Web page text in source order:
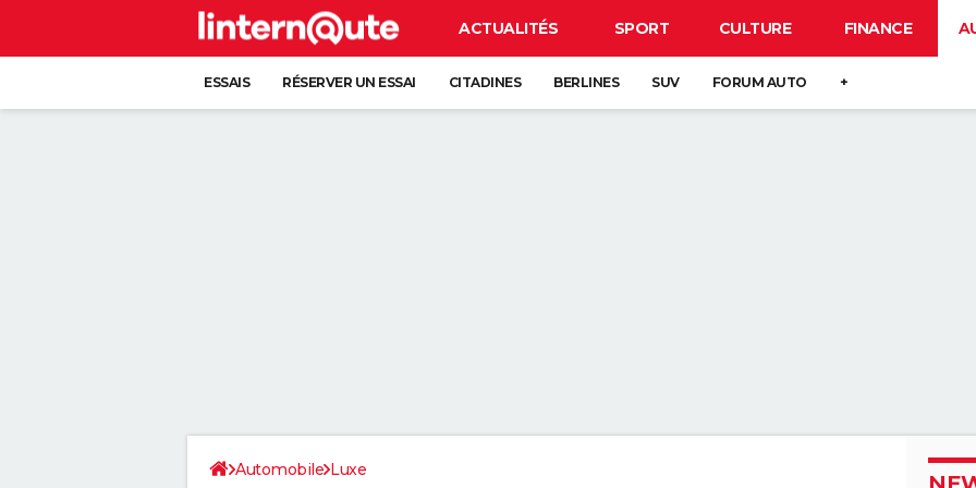
ACTUALITÉS SPORT CULTURE FINANCE
ESSAIS RÉSERVER UN ESSAI CITADINES BERLINES SUV FORUM AUTO +
Automobile Luxe